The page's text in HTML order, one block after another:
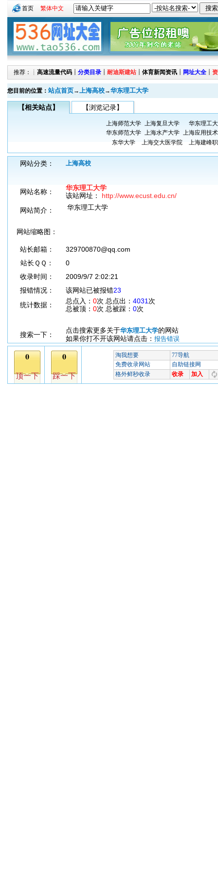
首页 繁体中文
推荐：┊ 高速流量代码 ┊ 分类目录 ┊ 耐迪斯建站 ┊ 体育新闻资讯 ┊ 网址大全 ┊
您目前的位置： 站点首页→上海高校→华东理工大学
【相关站点】 【浏览记录】
上海师范大学 上海复旦大学
华东理工
华东师范大学 上海水产大学 上海应用技
东华大学
上海交大医学院 上海建峰
网站分类： 上海高校
网站名称：
华东理工大学
该站网址： http://www.ecust.edu.cn/
网站简介：
华东理工大学
网站缩略图：
站长邮箱：
329700870@qq.com
站长ＱＱ：
0
收录时间：
2009/9/7 2:02:21
报错情况：
该网站已被报错23
统计数据：
总点入： 0次 总点出： 4031 次
总被顶： 0次 总被踩： 0次
搜索一下：
点击搜索更多关于华东理工大学的网站
如果你打不开该网站请点击： 报告错误